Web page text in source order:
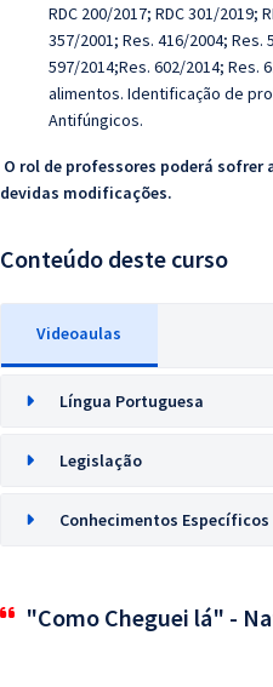
RDC 200/2017; RDC 301/2019;
357/2001; Res. 416/2004; Res.
597/2014;Res. 602/2014;
alimentos. Identificação de
Antifúngicos.
O rol de professores poderá
devidas modificações.
Conteúdo deste curso
Videoaulas
Língua Portuguesa
Legislação
Conhecimentos Específicos
"Como Cheguei lá" -